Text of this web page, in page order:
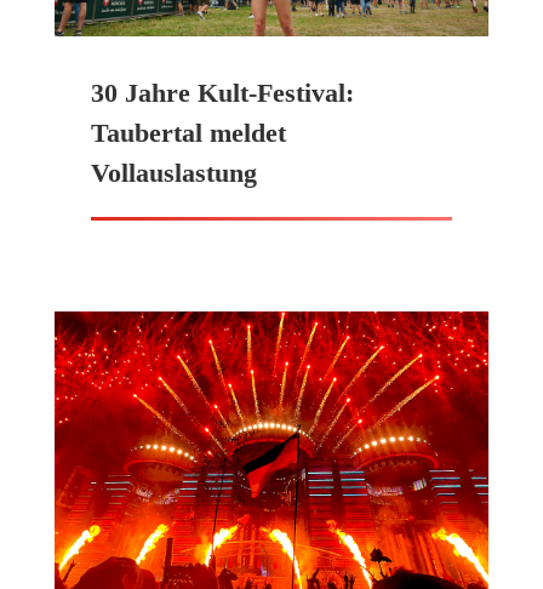
30 Jahre Kult-Festival:
Taubertal meldet
Vollauslastung